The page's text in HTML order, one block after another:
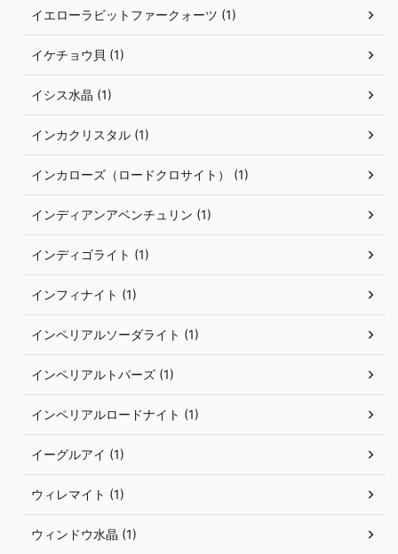
イエローラビットファークォーツ (1)
イケチョウ貝 (1)
イシス水晶 (1)
インカクリスタル (1)
インカローズ（ロードクロサイト） (1)
インディアンアベンチュリン (1)
インディゴライト (1)
インフィナイト (1)
インペリアルソーダライト (1)
インペリアルトパーズ (1)
インペリアルロードナイト (1)
イーグルアイ (1)
ウィレマイト (1)
ウィンドウ水晶 (1)